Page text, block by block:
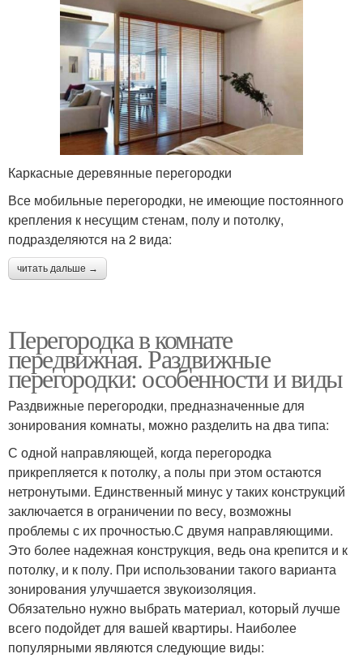
Каркасные деревянные перегородки
Все мобильные перегородки, не имеющие постоянного
крепления к несущим стенам, полу и потолку,
подразделяются на 2 вида:
читать дальше →
Перегородка в комнате
передвижная. Раздвижные
перегородки: особенности и виды
Раздвижные перегородки, предназначенные для
зонирования комнаты, можно разделить на два типа:
С одной направляющей, когда перегородка
прикрепляется к потолку, а полы при этом остаются
нетронутыми. Единственный минус у таких конструкций
заключается в ограничении по весу, возможны
проблемы с их прочностью.С двумя направляющими.
Это более надежная конструкция, ведь она крепится и к
потолку, и к полу. При использовании такого варианта
зонирования улучшается звукоизоляция.
Обязательно нужно выбрать материал, который лучше
всего подойдет для вашей квартиры. Наиболее
популярными являются следующие виды: